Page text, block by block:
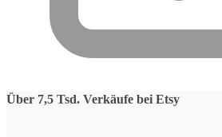
Über 7,5 Tsd. Verkäufe bei Etsy